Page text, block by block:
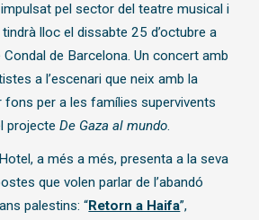
impulsat pel sector del teatre musical i
tindrà lloc el dissabte 25 d’octubre a
de Barcelona. Un concert amb
a l’escenari que neix amb la
fons per a les famílies supervivents
projecteDe Gaza al mundo.
a més a més, presenta a la seva
que volen parlar de l’abandó
palestins: “Retorn a Haifa”,